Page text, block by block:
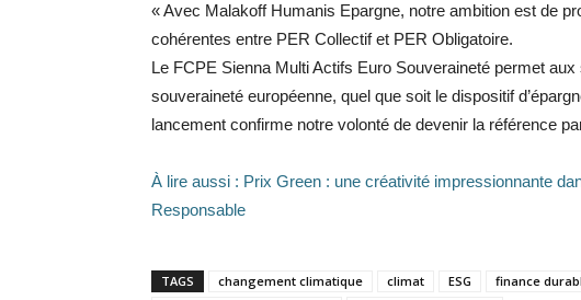
« Avec Malakoff Humanis Epargne, notre ambition est de
cohérentes entre PER Collectif et PER Obligatoire.
Le FCPE Sienna Multi Actifs Euro Souveraineté permet
souveraineté européenne, quel que soit le dispositif
lancement confirme notre volonté de devenir la référence
À lire aussi : Prix Green : une créativité impressionnante
Responsable
TAGS changement climatique climat ESG finance